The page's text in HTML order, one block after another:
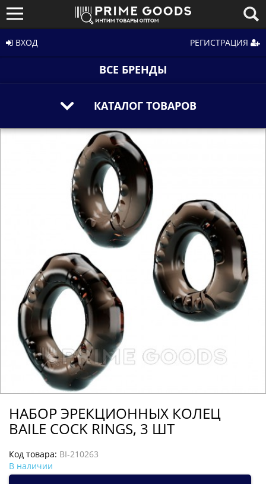
ВХОД РЕГИСТРАЦИЯ
ВСЕ БРЕНДЫ
КАТАЛОГ ТОВАРОВ
НАБОР ЭРЕКЦИОННЫХ КОЛЕЦ
BAILE COCK RINGS, 3 ШТ
Код товара: BI-210263
В наличии